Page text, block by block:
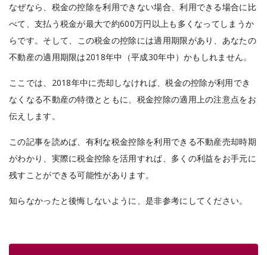
なぜなら、税金の控除を利用できない場合、利用できる場合に比
べて、支払う税金が最大で約600万円以上も多くなってしまうか
らです。そして、
この税金の控除には適用期限があり、あなたの
不動産の適用期限は2018年中（平成30年中）かもしれません。
ここでは、2018年中に売却しなければ、税金の控除が利用でき
なくなる不動産の特徴とともに、税金控除の適用上の注意点をお
伝えします。
この記事を読めば、有利な税金控除を利用できる不動産売却時期
がわかり、実際に税金控除を活用すれば、多くの利益をお手元に
残すことができる可能性があります。
知らなかったと後悔しないように、是非参考にしてください。